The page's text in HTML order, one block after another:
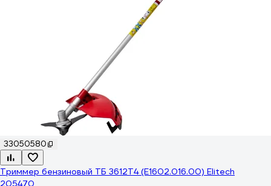
33050580
Триммер бензиновый ТБ 3612T4 (E1602.016.00) Elitech
205470